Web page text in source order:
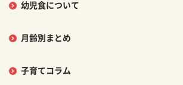
幼児食について
月齢別まとめ
子育てコラム